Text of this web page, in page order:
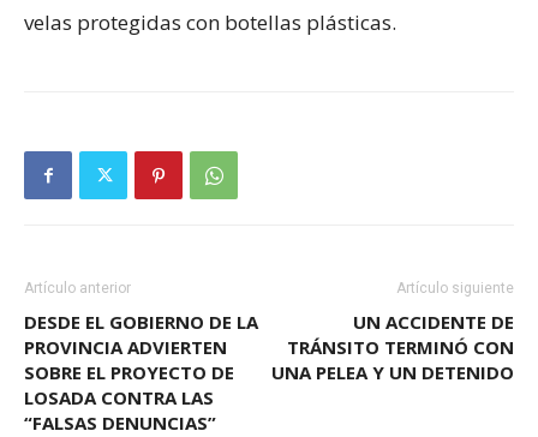
velas protegidas con botellas plásticas.
Artículo anterior
DESDE EL GOBIERNO DE LA
PROVINCIA ADVIERTEN
SOBRE EL PROYECTO DE
LOSADA CONTRA LAS
“FALSAS DENUNCIAS”
Artículo siguiente
UN ACCIDENTE DE
TRÁNSITO TERMINÓ CON
UNA PELEA Y UN DETENIDO